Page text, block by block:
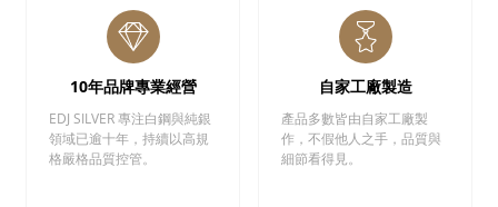
10年品牌專業經營
EDJ SILVER 專注白鋼與純銀
領域已逾十年，持續以高規
格嚴格品質控管。
自家工廠製造
產品多數皆由自家工廠製
作，不假他人之手，品質與
細節看得見。